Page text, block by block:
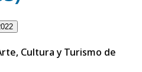
Cultura y Turismo de